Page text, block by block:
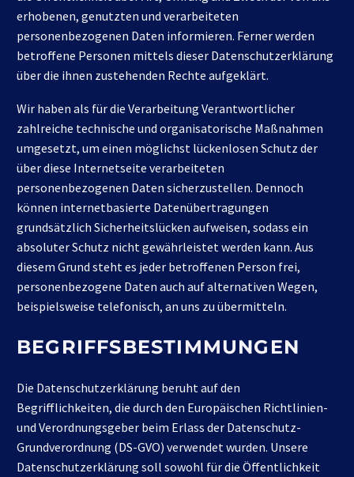
erhobenen, genutzten und verarbeiteten
personenbezogenen Daten informieren. Ferner werden
betroffene Personen mittels dieser Datenschutzerklärung
über die ihnen zustehenden Rechte aufgeklärt.
Wir haben als für die Verarbeitung Verantwortlicher
zahlreiche technische und organisatorische Maßnahmen
umgesetzt, um einen möglichst lückenlosen Schutz der
über diese Internetseite verarbeiteten
personenbezogenen Daten sicherzustellen. Dennoch
können internetbasierte Datenübertragungen
grundsätzlich Sicherheitslücken aufweisen, sodass ein
absoluter Schutz nicht gewährleistet werden kann. Aus
diesem Grund steht es jeder betroffenen Person frei,
personenbezogene Daten auch auf alternativen Wegen,
beispielsweise telefonisch, an uns zu übermitteln.
BEGRIFFSBESTIMMUNGEN
Die Datenschutzerklärung beruht auf den
Begrifflichkeiten, die durch den Europäischen Richtlinien-
und Verordnungsgeber beim Erlass der Datenschutz-
Grundverordnung (DS-GVO) verwendet wurden. Unsere
Datenschutzerklärung soll sowohl für die Öffentlichkeit